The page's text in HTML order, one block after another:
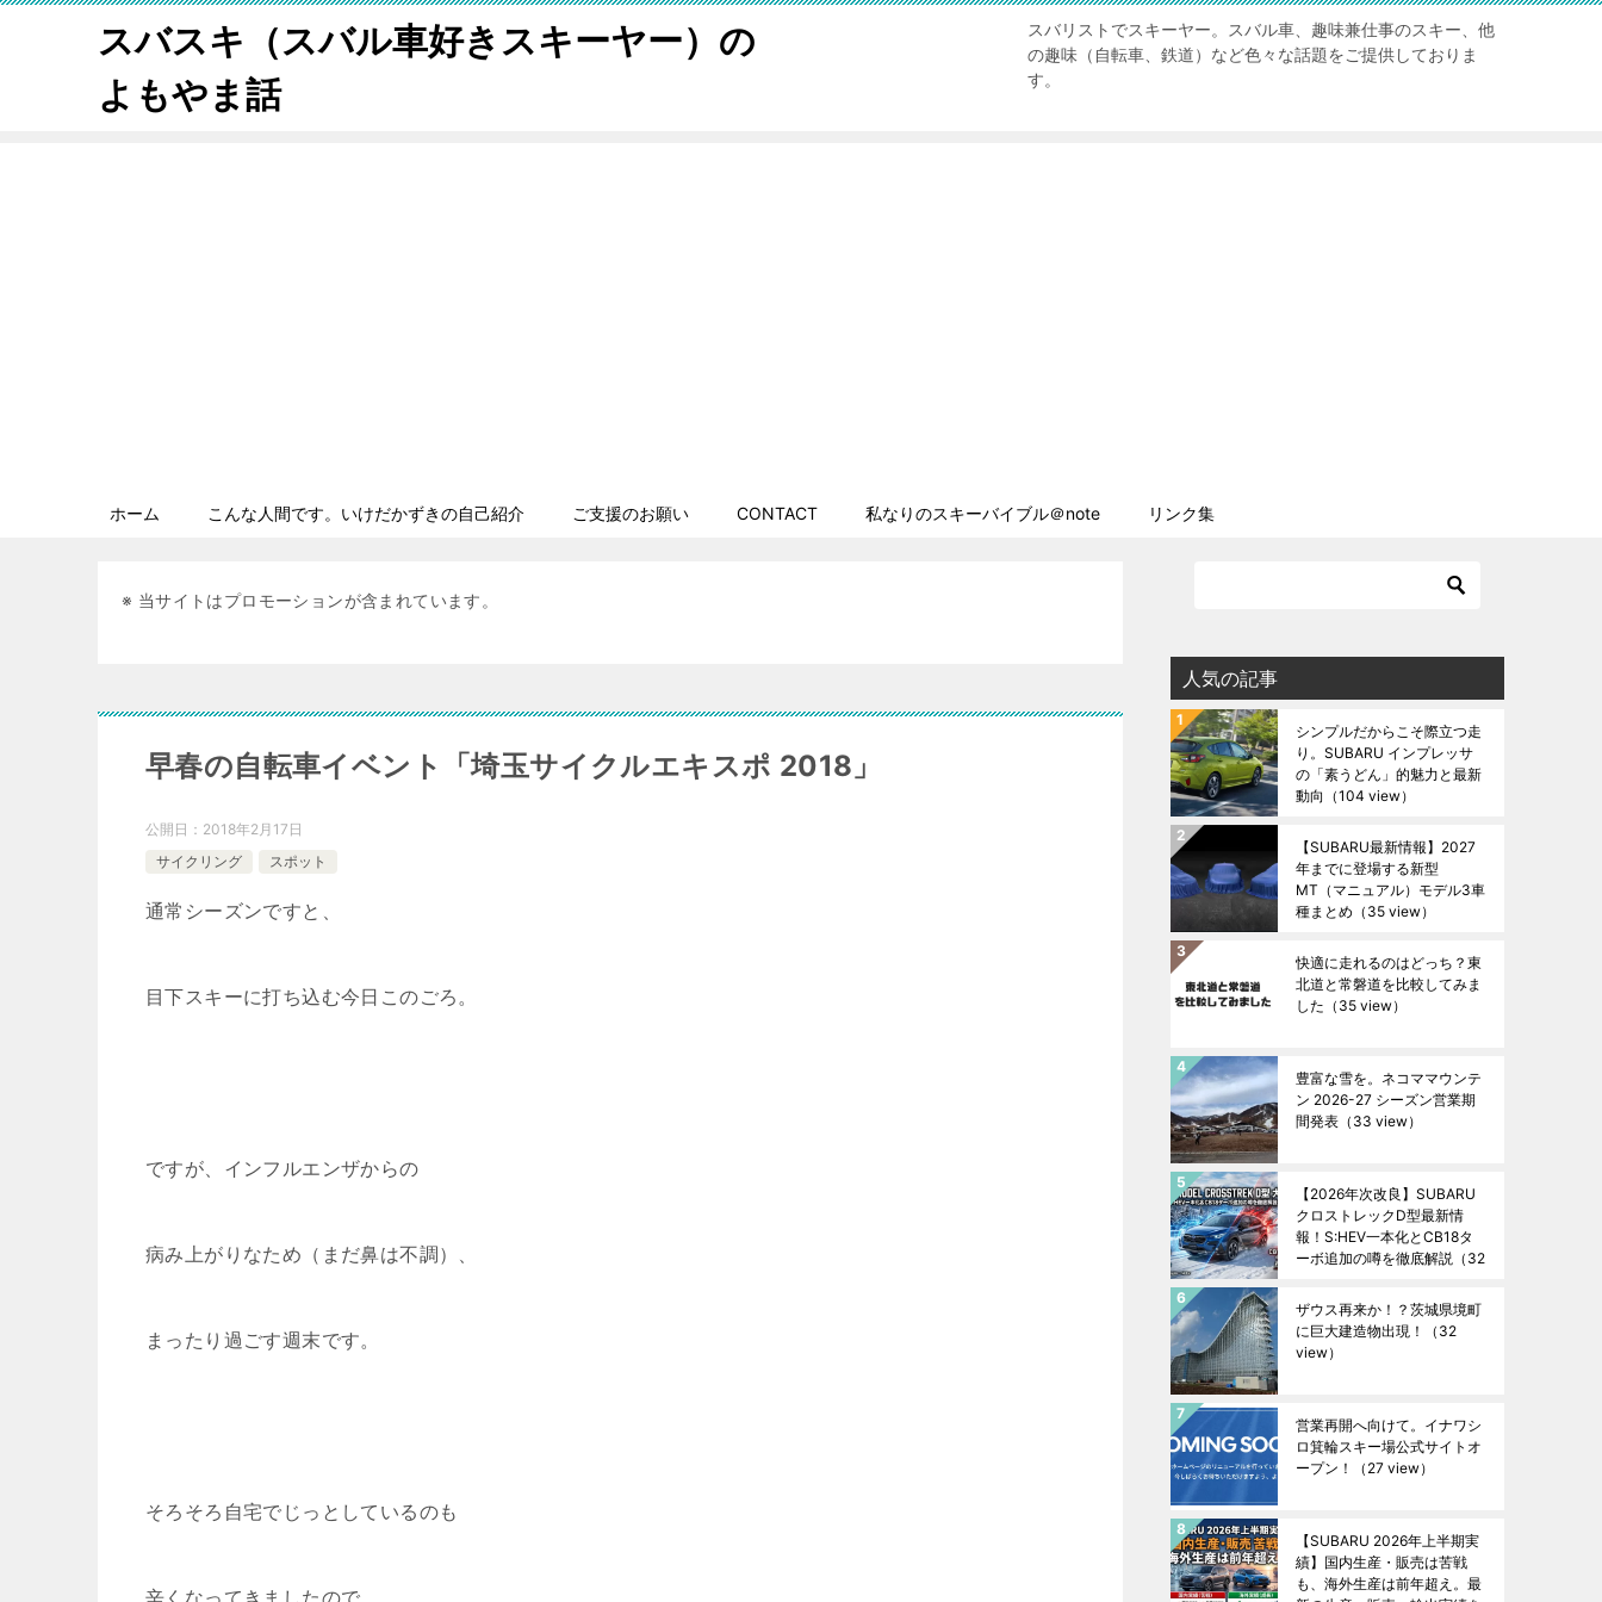
スバスキ（スバル車好きスキーヤー）の
よもやま話
スバリストでスキーヤー。スバル車、趣味兼仕事のスキー、他
の趣味（自転車、鉄道）など色々な話題をご提供しておりま
す。
ホーム こんな人間です。いけだかずきの自己紹介 ご支援のお願い CONTACT 私なりのスキーバイブル＠note リンク集
※ 当サイトはプロモーションが含まれています。
早春の自転車イベント「埼玉サイクルエキスポ 2018」
公開日： 2018年2月17日
サイクリング
スポット
通常シーズンですと、
目下スキーに打ち込む今日このごろ。
ですが、インフルエンザからの
病み上がりなため（まだ鼻は不調）、
まったり過ごす週末です。
そろそろ自宅でじっとしているのも
辛くなってきましたので
人気の記事
シンプルだからこそ際立つ走
り。SUBARU インプレッサ
の「素うどん」的魅力と最新
動向 （104 view）
【SUBARU最新情報】2027
年までに登場する新型
MT（マニュアル）モデル3車
種まとめ （35 view）
快適に走れるのはどっち？東
北道と常磐道を比較してみま
した （35 view）
豊富な雪を。ネコママウンテ
ン 2026-27 シーズン営業期
間発表 （33 view）
【2026年次改良】SUBARU
クロストレックD型最新情
報！S:HEV一本化とCB18タ
ーボ追加の噂を徹底解説 （32
ザウス再来か！？茨城県境町
に巨大建造物出現！
（32
view）
営業再開へ向けて。イナワシ
ロ箕輪スキー場公式サイトオ
ープン！
（27 view）
【SUBARU 2026年上半期実
績】国内生産・販売は苦戦
も、海外生産は前年超え。最